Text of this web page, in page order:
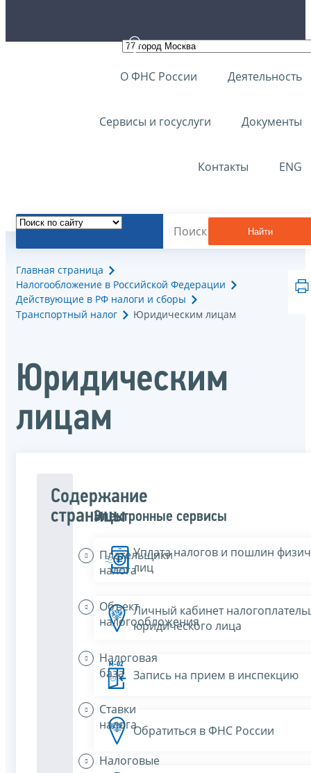
О ФНС России Деятельность
Сервисы и госуслуги Документы
Контакты ENG
Найти
Главная страница
Налогообложение в Российской Федерации
Действующие в РФ налоги и сборы
Транспортный налог
Юридическим лицам
Юридическим
лицам
Содержание
страницы
Плательщики
налога
Объект
налогообложения
Налоговая
база
Ставки
налога
Налоговые
Электронные сервисы
Уплата налогов и пошлин
лиц
Личный кабинет
юридического лица
Запись на прием в инспекцию
Обратиться в ФНС России